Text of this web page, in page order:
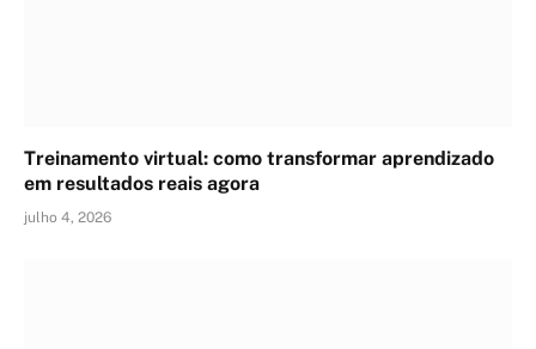
Treinamento virtual: como transformar aprendizado
em resultados reais agora
julho 4, 2026